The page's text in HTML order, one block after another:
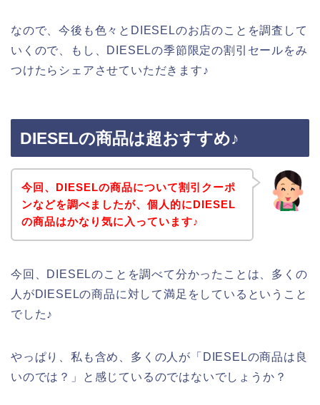
なので、今後も色々とDIESELのお店のことを調査して
いくので、もし、DIESELの季節限定の割引セールをみ
つけたらシェアさせていただきます♪
DIESELの商品は超おすすめ♪
今回、DIESELの商品について割引クーポ
ンなどを調べましたが、個人的にDIESEL
の商品はかなり気に入っています♪
今回、DIESELのことを調べて分かったことは、多くの
人がDIESELの商品に対して満足をしているということ
でした♪
やっぱり、私も含め、多くの人が「DIESELの商品は良
いのでは？」と感じているのではないでしょうか？